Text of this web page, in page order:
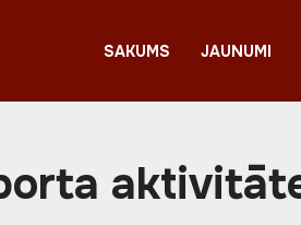
SAKUMS JAUNUMI